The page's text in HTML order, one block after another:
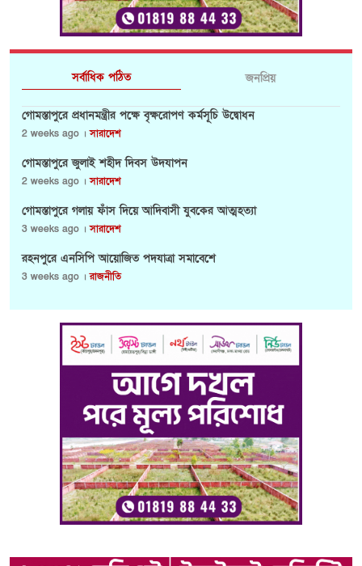
সর্বাধিক পঠিত জনপ্রিয়
গোমস্তাপুরে প্রধানমন্ত্রীর পক্ষে বৃক্ষরোপণ কর্মসূচি উদ্বোধন
2 weeks ago ।সারাদেশ
গোমস্তাপুরে জুলাই শহীদ দিবস উদযাপন
2 weeks ago ।সারাদেশ
গোমস্তাপুরে গলায় ফাঁস দিয়ে আদিবাসী যুবকের আত্মহত্যা
3 weeks ago ।সারাদেশ
রহনপুরে এনসিপি আয়োজিত পদযাত্রা সমাবেশে
3 weeks ago ।রাজনীতি